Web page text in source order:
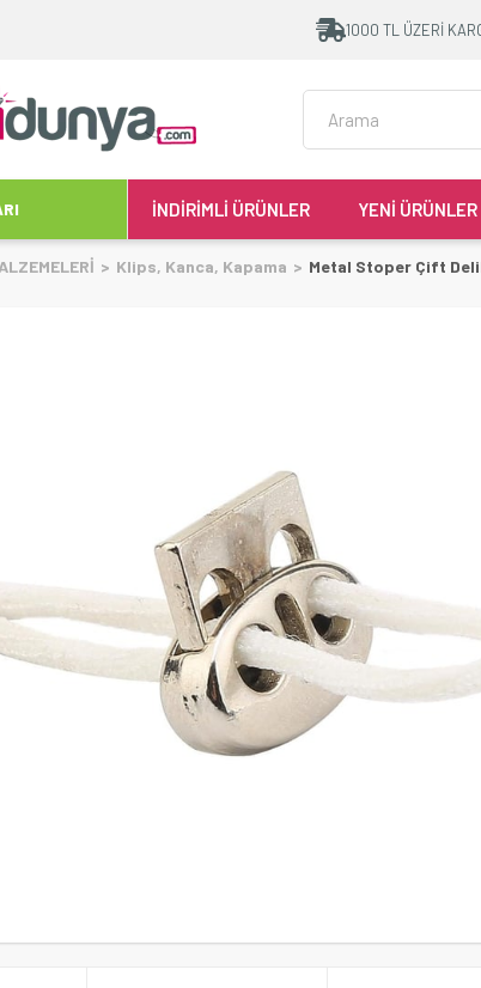
1000 TL ÜZERİ
İNDİRİMLİ ÜRÜNLER YENİ ÜRÜNLER
Klips, Kanca, Kapama Metal Stoper Çift